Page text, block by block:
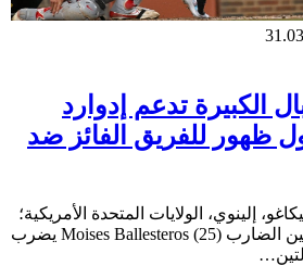
الكبيرة تدعم إدوارد
ظهور للفريق الفائز ضد
2026؛ شيكاغو، إلينوي، الولايات المتحدة الأمريكية؛
Chicago Cubs المعين الضارب Moises Ballesteros (25) يضرب